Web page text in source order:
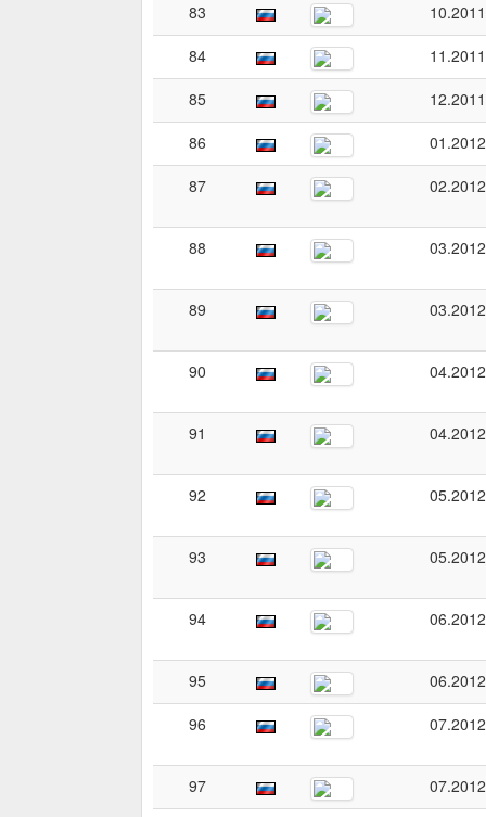
83
10.2011
84
11.2011
85
12.2011
86
01.2012
87
02.2012
88 03.2012
89 03.2012
90 04.2012
91 04.2012
92 05.2012
93 05.2012
94 06.2012
95
06.2012
96
07.2012
97
07.2012